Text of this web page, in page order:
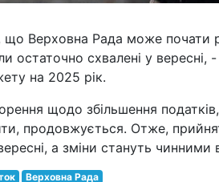
що Верховна Рада може почати
остаточно схвалені у
на 2025 рік.
щодо збільшення
продовжується. Отже,
а зміни стануть чинними
Верховна Рада